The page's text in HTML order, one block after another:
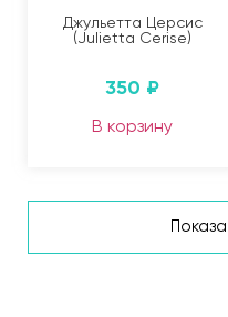
Джульетта Церсис
(Julietta Cerise)
350 ₽
В корзину